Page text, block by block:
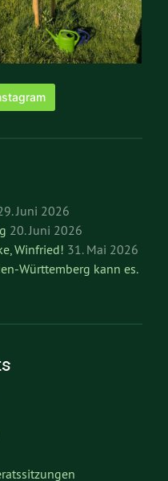
Juni 2026
20. Juni 2026
Winfried! 31. Mai 2026
Württemberg kann es.